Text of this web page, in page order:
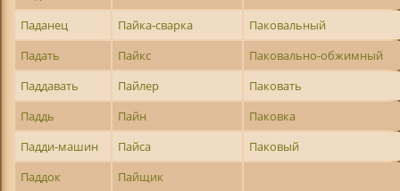
Паданец
Пайка-сварка
Паковальный
Падать
Пайкс
Паковально-обжимный
Паддавать
Пайлер
Паковать
Паддь
Пайн
Паковка
Падди-машин
Пайса
Паковый
Паддок
Пайщик